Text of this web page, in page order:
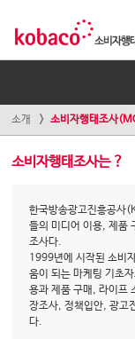
소개 소비자행태조사
소비자행태조사는 ?
한국방송광고진흥공사
들의 미디어 이용, 제품
조사다.
1999년에 시작된 소비
움이 되는 마케팅 기초
용과 제품 구매, 라이프
장조사, 정책입안, 광고
다.